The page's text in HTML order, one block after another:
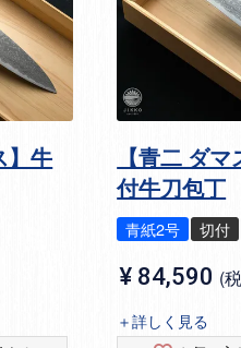
】牛
【青二 ダ
付牛刀包丁
青紙2号 切付
¥ 84,590
＋詳しく見る